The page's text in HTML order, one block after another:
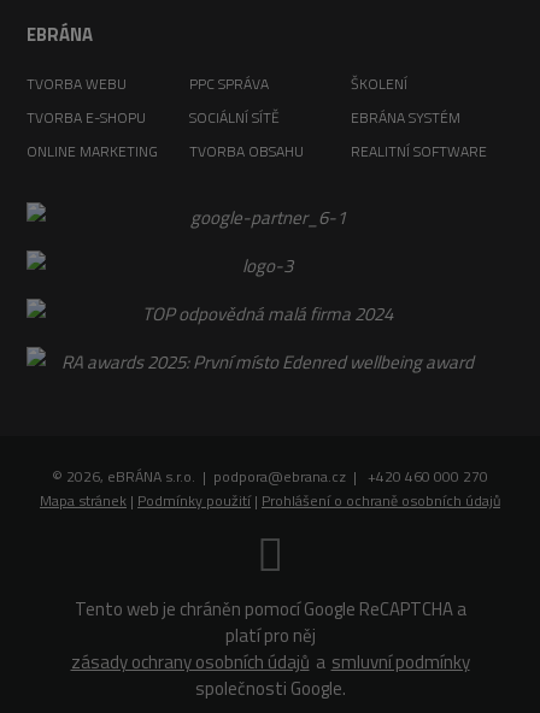
EBRÁNA
TVORBA WEBU PPC SPRÁVA
ŠKOLENÍ
TVORBA E-SHOPU
SOCIÁLNÍ SÍTĚ
EBRÁNA SYSTÉM
ONLINE MARKETING
TVORBA OBSAHU REALITNÍ SOFTWARE
© 2026, eBRÁNA s.r.o. | podpora@ebrana.cz | +420 460 000 270
Mapa stránek | Podmínky použití | Prohlášení o ochraně osobních údajů
Tento web je chráněn pomocí Google ReCAPTCHA a
platí pro něj
zásady ochrany osobních údajů a smluvní podmínky
společnosti Google.